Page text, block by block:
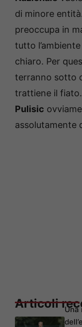
di minore
preoccupa in
tutto
chiaro. Per
terranno sotto
trattiene il fiato.
Pulisic
assolutamente
Articoli
Una